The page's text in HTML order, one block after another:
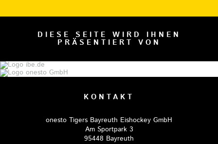
DIESE SEITE WIRD IHNEN
PRÄSENTIERT VON
KONTAKT
onesto Tigers Bayreuth Eishockey GmbH
Am Sportpark 3
95448 Bayreuth